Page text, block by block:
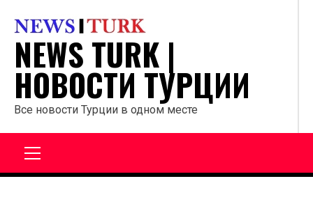
содержанию
NEWS TURK |
НОВОСТИ ТУРЦИИ
Все новости Турции в одном месте